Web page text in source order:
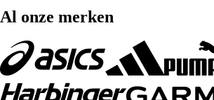
Al onze merken